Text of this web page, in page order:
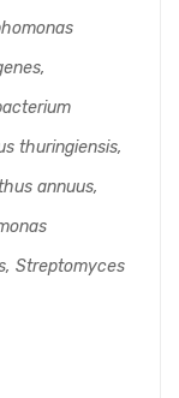
thuringiensis,
annuus,
Streptomyces